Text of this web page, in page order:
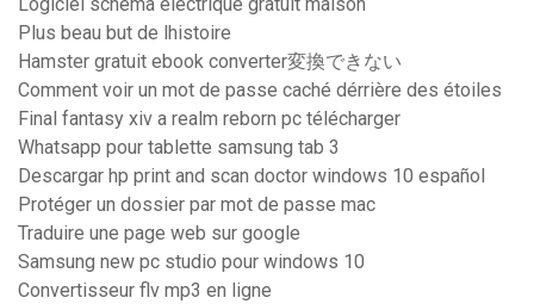
Logiciel schema electrique gratuit maison
Plus beau but de lhistoire
Hamster gratuit ebook converter変換できない
Comment voir un mot de passe caché dérrière des étoiles
Final fantasy xiv a realm reborn pc télécharger
Whatsapp pour tablette samsung tab 3
Descargar hp print and scan doctor windows 10 español
Protéger un dossier par mot de passe mac
Traduire une page web sur google
Samsung new pc studio pour windows 10
Convertisseur flv mp3 en ligne